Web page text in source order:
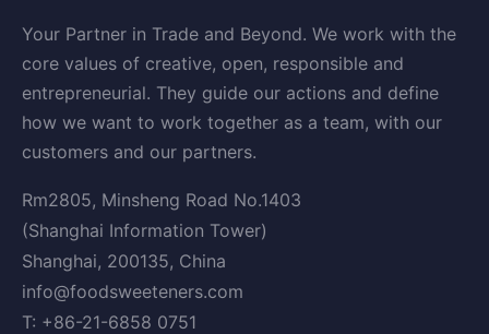
Your Partner in Trade and Beyond. We work with the
core values of creative, open, responsible and
entrepreneurial. They guide our actions and define
how we want to work together as a team, with our
customers and our partners.
Rm2805, Minsheng Road No.1403
(Shanghai Information Tower)
Shanghai, 200135, China
info@foodsweeteners.com
T: +86-21-6858 0751